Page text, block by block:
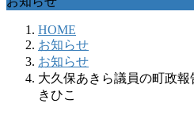
HOME
お知らせ
お知らせ
大久保あきら議員の町政
きひこ